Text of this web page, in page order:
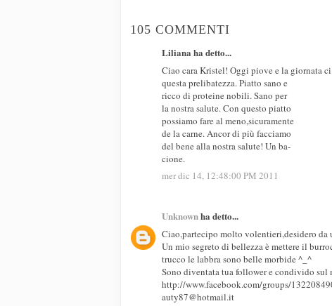
105 COMMENTI
Liliana ha detto...
Ciao cara Kristel! Oggi piove e la giornata
questa prelibatezza. Piatto sano e
ricco di proteine nobili. Sano per
la nostra salute. Con questo piatto
possiamo fare al meno,sicuramente
de la carne. Ancor di più facciamo
del bene alla nostra salute! Un ba-
cione.
mer dic 14, 12:48:00 PM 2011
Unknownha detto...
Ciao,partecipo molto volentieri,desidero
Un mio segreto di bellezza è mettere il
trucco le labbra sono belle morbide ^_^
Sono diventata tua follower e condivido
http://www.facebook.com/groups/
auty87@hotmail.it